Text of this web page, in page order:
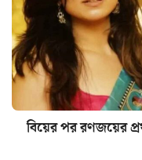
বিয়ের পর রণজয়ের